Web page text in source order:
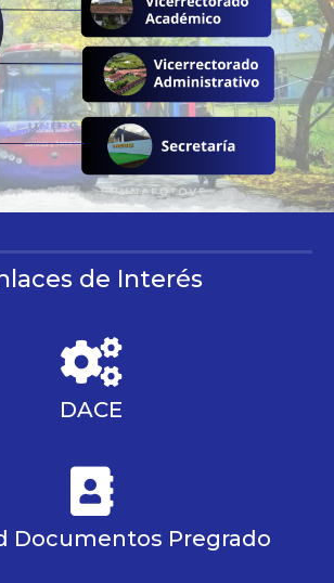
de Interés
DACE
Documentos Pregrado